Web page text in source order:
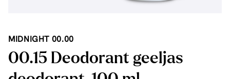
MIDNIGHT 00.00
00.15 Deodorant geeljas